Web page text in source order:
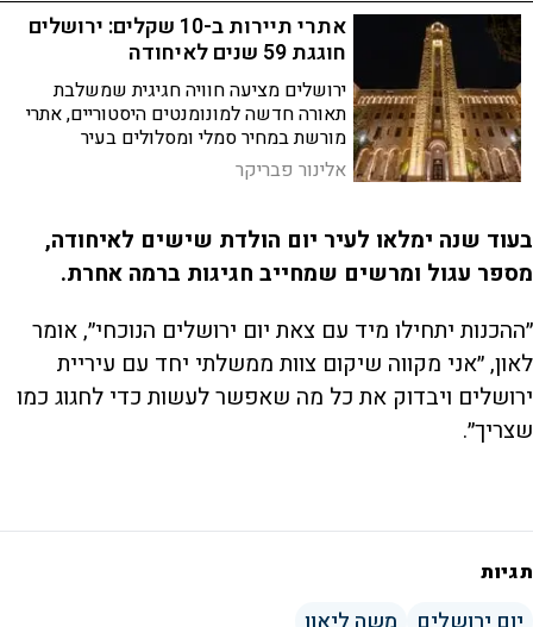
אתרי תיירות ב-10 שקלים: ירושלים
חוגגת 59 שנים לאיחודה
ירושלים מציעה חוויה חגיגית שמשלבת
תאורה חדשה למונומנטים היסטוריים, אתרי
מורשת במחיר סמלי ומסלולים בעיר
העתיקה. המבקרים יוכלו ליהנות ממוזיאונים,
תצפיות, אתרים ארכיאולוגיים וחוויות ליליות
אלינור פבריקר
בעוד שנה ימלאו לעיר יום הולדת שישים לאיחודה,
מספר עגול ומרשים שמחייב חגיגות ברמה אחרת.
״ההכנות יתחילו מיד עם צאת יום ירושלים הנוכחי״, אומר
לאון, ״אני מקווה שיקום צוות ממשלתי יחד עם עיריית
ירושלים ויבדוק את כל מה שאפשר לעשות כדי לחגוג כמו
שצריך״.
תגיות